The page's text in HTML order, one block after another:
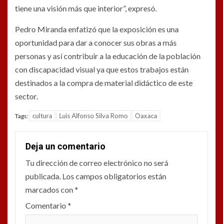
tiene una visión más que interior”, expresó.
Pedro Miranda enfatizó que la exposición es una
oportunidad para dar a conocer sus obras a más
personas y así contribuir a la educación de la población
con discapacidad visual ya que estos trabajos están
destinados a la compra de material didáctico de este
sector.
Tags: cultura Luis Alfonso Silva Romo Oaxaca
Deja un comentario
Tu dirección de correo electrónico no será
publicada. Los campos obligatorios están
marcados con*
Comentario *